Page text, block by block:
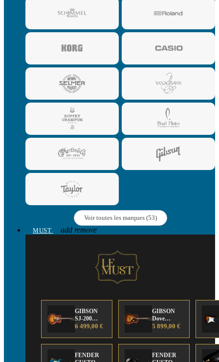
Voir toutes les marques (53)
MUST
add remove
GIBSON
SJ-200
Anniversary
Edition
6 499,00 €
GIBSON
Dove
Anniversary
Edition
5 899,00 €
FENDER
FENDER